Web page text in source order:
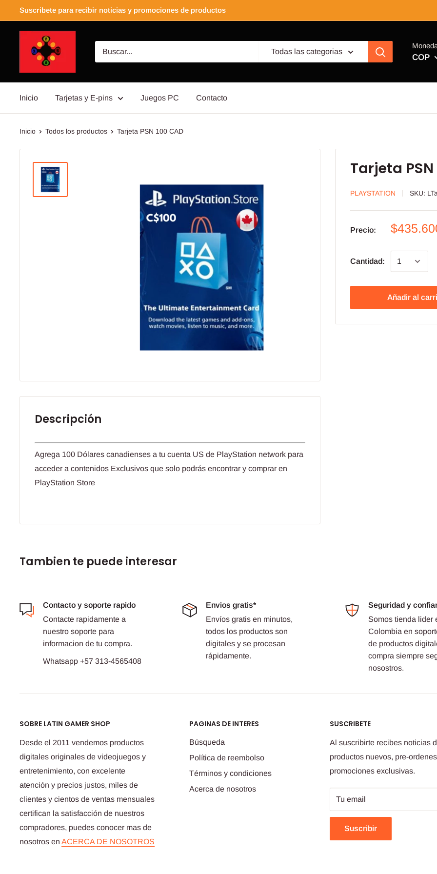
Suscribete para recibir noticias y promociones de productos
Todas las categorias
COP
Inicio Tarjetas y E-pins Juegos PC Contacto
Inicio Todos los productos Tarjeta PSN 100 CAD
Tarjeta PSN
PLAYSTATION SKU:
Precio:
Cantidad:
Añadir al
Descripción
Agrega 100 Dólares canadienses a tu cuenta US de PlayStation network para
acceder a contenidos Exclusivos que solo podrás encontrar y comprar en
PlayStation Store
Tambien te puede interesar
Contacto y soporte rapido
Contacte rapidamente a
nuestro soporte para
informacion de tu compra.
Whatsapp +57 313-4565408
Envios gratis*
Envíos gratis en minutos,
todos los productos son
digitales y se procesan
rápidamente.
Seguridad y
Somos tienda lider
Colombia en
de productos
compra siempre
nosostros.
SOBRE LATIN GAMER SHOP
Desde el 2011 vendemos productos
digitales originales de videojuegos y
entretenimiento, con excelente
atención y precios justos, miles de
clientes y cientos de ventas mensuales
certifican la satisfacción de nuestros
compradores, puedes conocer mas de
nosotros en ACERCA DE NOSOTROS
PAGINAS DE INTERES
Búsqueda
Política de reembolso
Términos y condiciones
Acerca de nosotros
SUSCRIBETE
Al suscribirte recibes noticias
productos nuevos, pre-
promociones exclusivas.
Tu email
Suscribir